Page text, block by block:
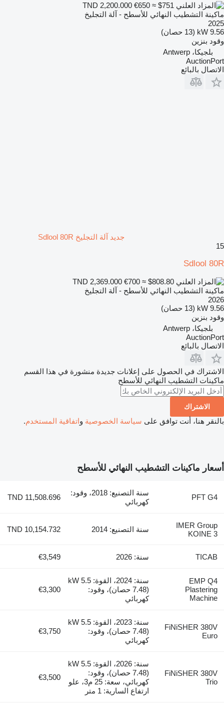
€650 ≈ $751
ماكينة التشطيب النهائي للأسطح - آلة التجليخ
2025
9.56 kW (13 حصان)
وقود بنزين
بلجيكا، Antwerp
AuctionPort
الاتصال بالبائع
جديد آلة التجليخ Sdlool 80R
15
Sdlool 80R
€700 ≈ $808.80
ماكينة التشطيب النهائي للأسطح - آلة التجليخ
2026
9.56 kW (13 حصان)
وقود بنزين
بلجيكا، Antwerp
AuctionPort
الاتصال بالبائع
الاشتراك في الحصول على إعلانات جديدة منشورة في هذا القسم
ماكينات التشطيب النهائي للأسطح
الاشتراك
بالنقر هنا، أنت توافق على سياسة الخصوصية واتفاقية المستخدم.
أسعار ماكينات التشطيب النهائي للأسطح
PFT G4
سنة التصنيع: 2018، وقود:
كهربائي
TND 11,508.696
IMER Group
KOINE 3
سنة التصنيع: 2014 TND 10,154.732
TICAB سنة: 2026 €3,549
EMP Q4
Plastering
Machine
سنة: 2024، القوة: 5.5 kW
(7.48 حصان)، وقود:
كهربائي
€3,300
FiNiSHER 380V
Euro
سنة: 2023، القوة: 5.5 kW
(7.48 حصان)، وقود:
كهربائي
€3,750
FiNiSHER 380V
Trio
سنة: 2026، القوة: 5.5 kW
(7.48 حصان)، وقود:
كهربائي، سعة: 25 م3، علو
ارتفاع السارية: 1 متر
€3,500